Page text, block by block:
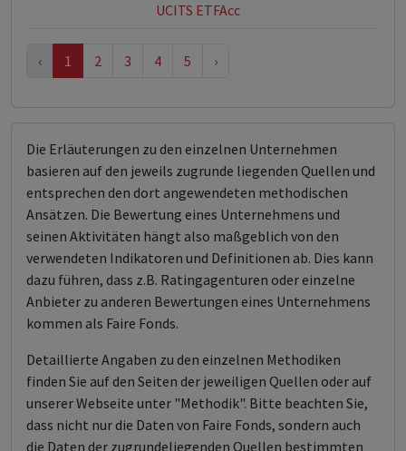
UCITS ETFAcc
‹ 1 2 3 4 5 ›
Die Erläuterungen zu den einzelnen Unternehmen
basieren auf den jeweils zugrunde liegenden Quellen und
entsprechen den dort angewendeten methodischen
Ansätzen. Die Bewertung eines Unternehmens und
seinen Aktivitäten hängt also maßgeblich von den
verwendeten Indikatoren und Definitionen ab. Dies kann
dazu führen, dass z.B. Ratingagenturen oder einzelne
Anbieter zu anderen Bewertungen eines Unternehmens
kommen als Faire Fonds.
Detaillierte Angaben zu den einzelnen Methodiken
finden Sie auf den Seiten der jeweiligen Quellen oder auf
unserer Webseite unter "Methodik". Bitte beachten Sie,
dass nicht nur die Daten von Faire Fonds, sondern auch
die Daten der zugrundeliegenden Quellen bestimmten